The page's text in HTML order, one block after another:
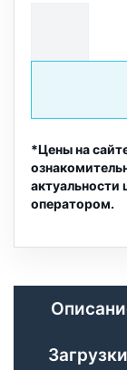
*Цены на
актуальности
оператором.
Загрузки